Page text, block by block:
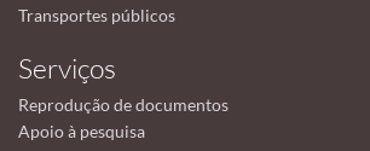
Transportes públicos
Serviços
Reprodução de documentos
Apoio à pesquisa